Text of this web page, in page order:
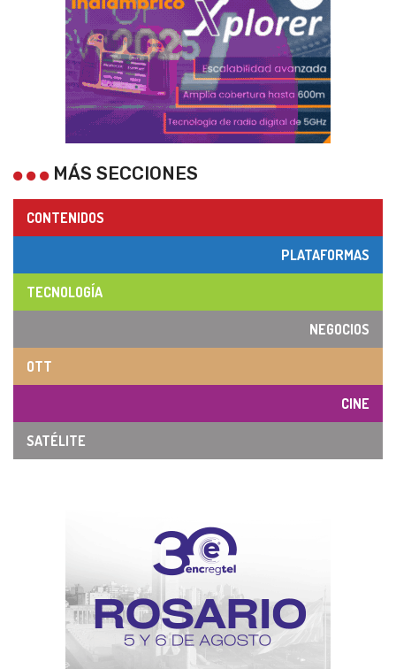
MÁS SECCIONES
CONTENIDOS
PLATAFORMAS
TECNOLOGÍA
NEGOCIOS
OTT
CINE
SATÉLITE